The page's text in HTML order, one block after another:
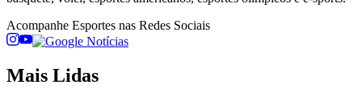
Acompanhe Esportes nas Redes Sociais
Mais Lidas